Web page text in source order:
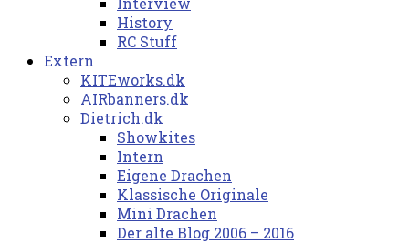
History
RC Stuff
Extern
KITEworks.dk
AIRbanners.dk
Dietrich.dk
Showkites
Intern
Eigene Drachen
Klassische Originale
Mini Drachen
Der alte Blog 2006 – 2016